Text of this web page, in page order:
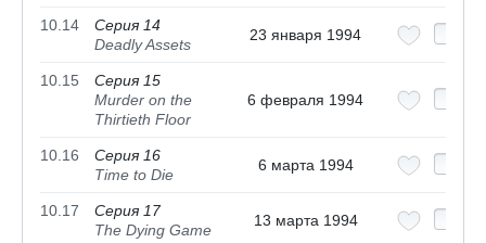
10.14
Серия 14
Deadly Assets
23 января 1994
10.15
Серия 15
Murder on the
Thirtieth Floor
6 февраля 1994
10.16
Серия 16
Time to Die
6 марта 1994
10.17
Серия 17
The Dying Game
13 марта 1994